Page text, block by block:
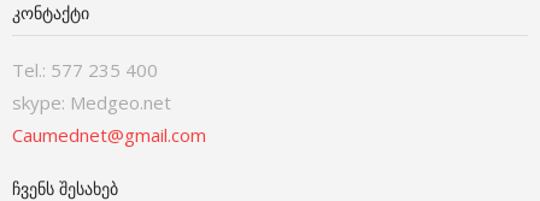
ᲙᲝᲜᲢᲐᲥᲢᲘ
Tel.: 577 235 400
skype: Medgeo.net
Caumednet@gmail.com
ᲩᲕᲔᲜᲡ ᲨᲔᲡᲐᲮᲔᲑ